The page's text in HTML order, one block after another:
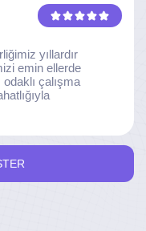
yıllardır
emin ellerde
çalışma